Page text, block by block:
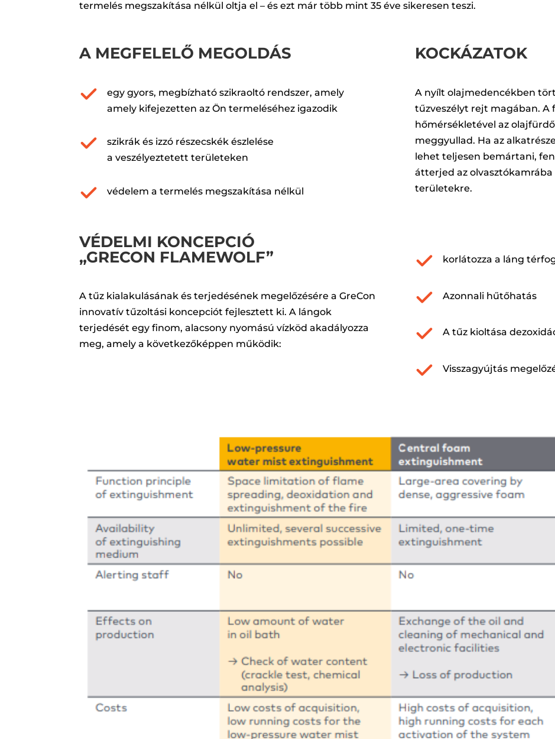
termelés megszakítása nélkül oltja el – és ezt már több mint 35 éve sikeresen teszi.
A MEGFELELŐ MEGOLDÁS
egy gyors, megbízható szikraoltó rendszer, amely
amely kifejezetten az Ön termeléséhez igazodik
szikrák és izzó részecskék észlelése
a veszélyeztetett területeken
védelem a termelés megszakítása nélkül
KOCKÁZATOK
A nyílt olajmedencékben
tűzveszélyt rejt magában. A
hőmérsékletével az
meggyullad. Ha az
lehet teljesen bemártani,
átterjed az olvasztókamrába
területekre.
VÉDELMI KONCEPCIÓ
„GRECON FLAMEWOLF”
A tűz kialakulásának és terjedésének megelőzésére a GreCon
innovatív tűzoltási koncepciót fejlesztett ki. A lángok
terjedését egy finom, alacsony nyomású vízköd akadályozza
meg, amely a következőképpen működik:
korlátozza a láng
Azonnali hűtőhatás
A tűz kioltása
Visszagyújtás